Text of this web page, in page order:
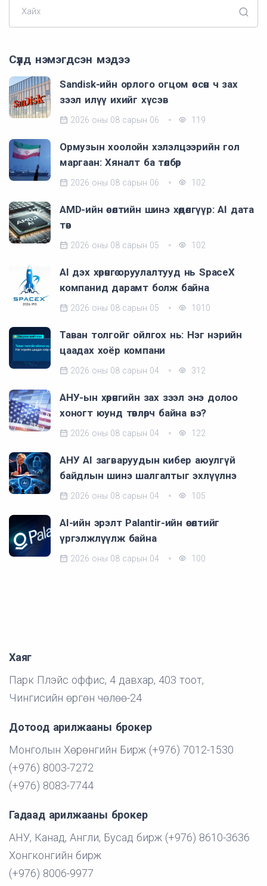
Хайх
Сүүлд нэмэгдсэн мэдээ
Sandisk-ийн орлого огцом өссөн ч зах
зээл илүү ихийг хүсэв
2026 оны 08 сарын 06 119
Ормузын хоолойн хэлэлцээрийн гол
маргаан: Хяналт ба төлбөр
2026 оны 08 сарын 06 102
AMD-ийн өсөлтийн шинэ хөдөлгүүр: AI дата
төв
2026 оны 08 сарын 05 102
AI дэх хөрөнгө оруулалтууд нь SpaceX
компанид дарамт болж байна
2026 оны 08 сарын 05 1010
Таван толгойг ойлгох нь: Нэг нэрийн
цаадах хоёр компани
2026 оны 08 сарын 04 312
АНУ-ын хөрөнгийн зах зээл энэ долоо
хоногт юунд төвлөрч байна вэ?
2026 оны 08 сарын 04 122
АНУ AI загваруудын кибер аюулгүй
байдлын шинэ шалгалтыг эхлүүлнэ
2026 оны 08 сарын 04 105
AI-ийн эрэлт Palantir-ийн өсөлтийг
үргэлжлүүлж байна
2026 оны 08 сарын 04 100
Хаяг
Парк Плэйс оффис, 4 давхар, 403 тоот,
Чингисийн өргөн чөлөө-24
Дотоод арилжааны брокер
Монголын Хөрөнгийн Бирж (+976) 7012-1530
(+976) 8003-7272
(+976) 8083-7744
Гадаад арилжааны брокер
АНУ, Канад, Англи, Бусад бирж (+976) 8610-3636
Хонгконгийн бирж
(+976) 8006-9977